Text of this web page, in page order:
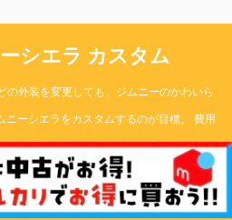
シエラ カスタム
の外装を変更しても、ジムニーのかわいら
ニーシエラをカスタムするのが目標。 費用
軽い林道まで、気軽に楽しく楽しめる74の
ラ作りを目指します。
カスタム , 2026 All Rights Reserved.